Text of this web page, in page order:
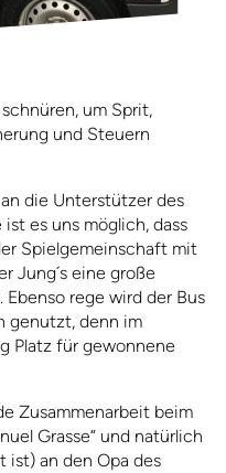
um Sprit,
und Steuern
die Unterstützer des
es uns möglich, dass
Spielgemeinschaft mit
Jung´s eine große
rege wird der Bus
genutzt, denn im
Platz für gewonnene
Zusammenarbeit beim
Grasse“ und natürlich
ist) an den Opa des